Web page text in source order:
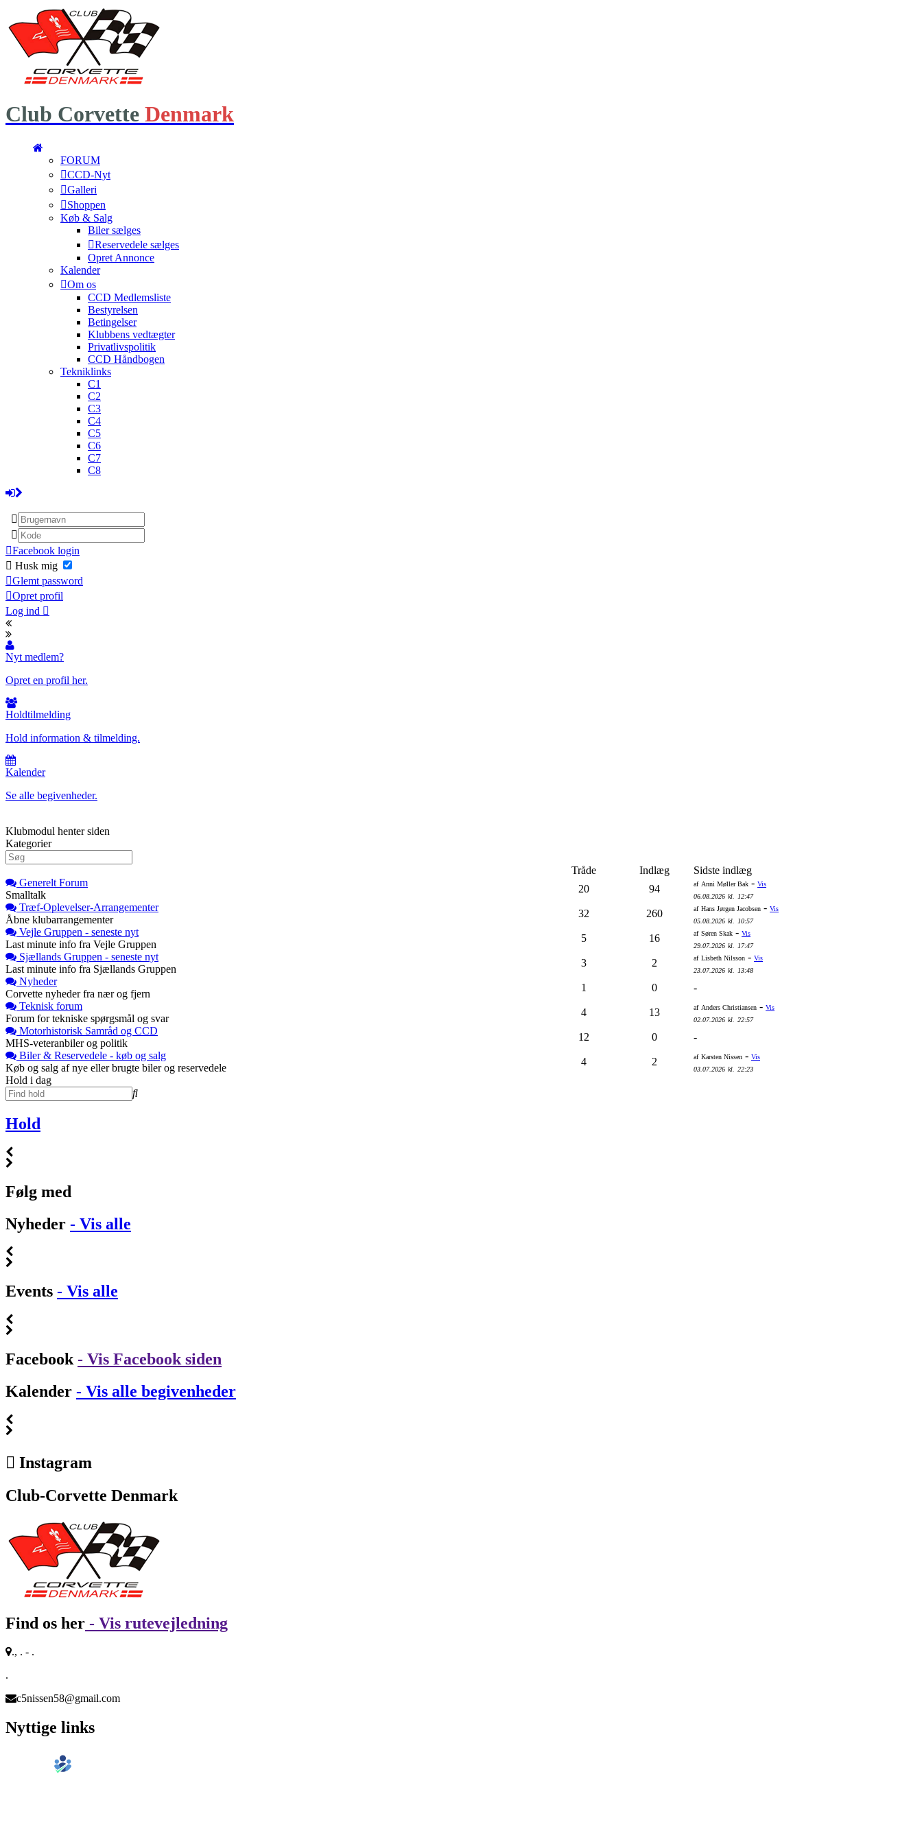
Club Corvette Denmark
FORUM
CCD-Nyt
Galleri
Shoppen
Køb & Salg
Biler sælges
Reservedele sælges
Opret Annonce
Kalender
Om os
CCD Medlemsliste
Bestyrelsen
Betingelser
Klubbens vedtægter
Privatlivspolitik
CCD Håndbogen
Tekniklinks
C1
C2
C3
C4
C5
C6
C7
C8
Facebook login
Husk mig
Glemt password
Opret profil
Log ind
Nyt medlem?
Opret en profil her.
Holdtilmelding
Hold information & tilmelding.
Kalender
Se alle begivenheder.
Klubmodul henter siden
Kategorier
Tråde Indlæg
Sidste indlæg
Generelt Forum
Smalltalk
20 94 af Anni Møller Bak - Vis
06.08.2026 kl. 12:47
Træf-Oplevelser-Arrangementer
Åbne klubarrangementer
32 260 af Hans Jørgen Jacobsen - Vis
05.08.2026 kl. 10:57
Vejle Gruppen - seneste nyt
Last minute info fra Vejle Gruppen
5 16 af Søren Skak - Vis
29.07.2026 kl. 17:47
Sjællands Gruppen - seneste nyt
Last minute info fra Sjællands Gruppen
3 2 af Lisbeth Nilsson - Vis
23.07.2026 kl. 13:48
Nyheder
Corvette nyheder fra nær og fjern
1 0
-
Teknisk forum
Forum for tekniske spørgsmål og svar
4 13 af Anders Christiansen - Vis
02.07.2026 kl. 22:57
Motorhistorisk Samråd og CCD
MHS-veteranbiler og politik
12 0
-
Biler & Reservedele - køb og salg
Køb og salg af nye eller brugte biler og reservedele
4 2 af Karsten Nissen - Vis
03.07.2026 kl. 22:23
Hold i dag
Hold
Følg med
Nyheder - Vis alle
Events - Vis alle
Facebook - Vis Facebook siden
Kalender - Vis alle begivenheder
Instagram
Club-Corvette Denmark
Find os her - Vis rutevejledning
., . - .
.
c5nissen58@gmail.com
Nyttige links